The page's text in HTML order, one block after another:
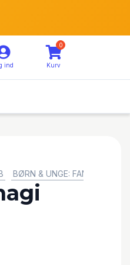
ind
0
Kurv
BØRN & UNGE: